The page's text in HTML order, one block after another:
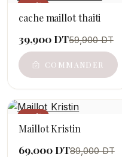
−33%
cache maillot thaiti
39,900 DT59,900 DT
COMMANDER
−22%
Maillot Kristin
69,000 DT89,000 DT